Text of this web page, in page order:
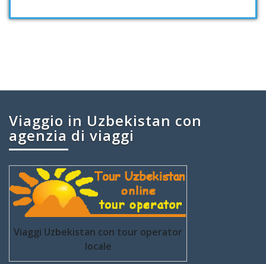
Viaggio in Uzbekistan con
agenzia di viaggi
Viaggi Uzbekistan con tour operator
locale